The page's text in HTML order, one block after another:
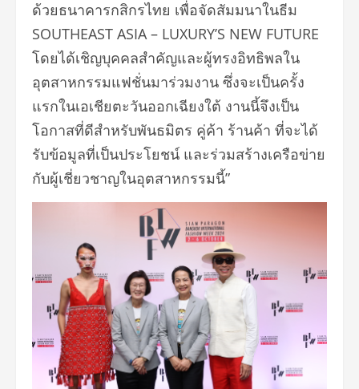
ด้วยธนาคารกสิกรไทย เพื่อจัดสัมมนาในธีม
SOUTHEAST ASIA – LUXURY’S NEW FUTURE
โดยได้เชิญบุคคลสำคัญและผู้ทรงอิทธิพลใน
อุตสาหกรรมแฟชั่นมาร่วมงาน ซึ่งจะเป็นครั้ง
แรกในเอเชียตะวันออกเฉียงใต้ งานนี้จึงเป็น
โอกาสที่ดีสำหรับพันธมิตร คู่ค้า ร้านค้า ที่จะได้
รับข้อมูลที่เป็นประโยชน์ และร่วมสร้างเครือข่าย
กับผู้เชี่ยวชาญในอุตสาหกรรมนี้”